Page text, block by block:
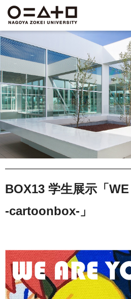
ー
バ
ル
ナ
ビ
ゲ
ー
シ
ョ
へ
へ
カ
ル
ナ
ビ
ゲ
ー
シ
ョ
ン
タ
ー
へ
BOX13 学生展示「
-cartoonbox-」